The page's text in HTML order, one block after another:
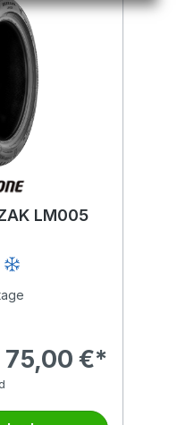
LM005
75,00 €*